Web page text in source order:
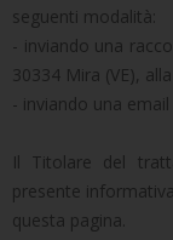
seguenti modalità:
- inviando una
30334 Mira (VE),
- inviando una
Il Titolare del
presente
questa pagina.